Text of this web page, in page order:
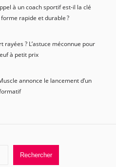
à un coach sportif est-il la clé
rapide et durable ?
rayées ? L’astuce méconnue pour
à petit prix
annonce le lancement d’un
Rechercher